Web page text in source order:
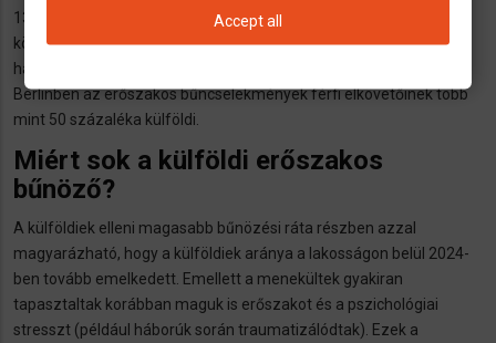
13.320 ilyen eset volt, ami 9,3%-os növekedést jelent. A külföldiek
körében a növekedés 15,7% volt. Az új jelentés egybevág egy
hasonló, nemrégiben készült tanulmánnyal, amely szerint
Berlinben az erőszakos bűncselekmények férfi elkövetőinek több
mint 50 százaléka külföldi.
Miért sok a külföldi erőszakos
bűnöző?
A külföldiek elleni magasabb bűnözési ráta részben azzal
magyarázható, hogy a külföldiek aránya a lakosságon belül 2024-
ben tovább emelkedett. Emellett a menekültek gyakiran
tapasztaltak korábban maguk is erőszakot és a pszichológiai
stresszt (például háborúk során traumatizálódtak). Ezek a
Accept all